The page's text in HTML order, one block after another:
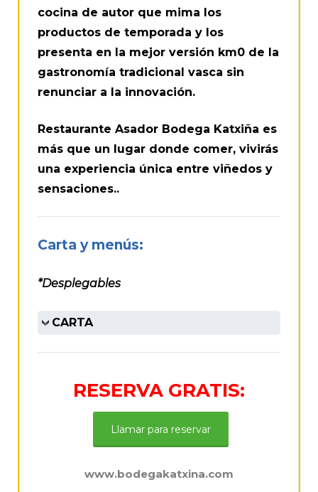
cocina de autor que mima los
productos de temporada y los
presenta en la mejor versión km0 de la
gastronomía tradicional vasca sin
renunciar a la innovación.
Restaurante Asador Bodega Katxiña es
más que un lugar donde comer, vivirás
una experiencia única entre viñedos y
sensaciones..
Carta y menús:
*Desplegables
CARTA
RESERVA GRATIS:
Llamar para reservar
www.bodegakatxina.com